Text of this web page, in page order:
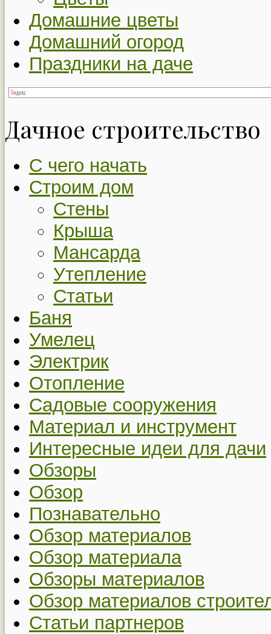
Домашние цветы
Домашний огород
Праздники на даче
Дачное строительство
С чего начать
Строим дом
Стены
Крыша
Мансарда
Утепление
Статьи
Баня
Умелец
Электрик
Отопление
Садовые сооружения
Материал и инструмент
Интересные идеи для дачи
Обзоры
Обзор
Познавательно
Обзор материалов
Обзор материала
Обзоры материалов
Обзор материалов
Статьи партнеров